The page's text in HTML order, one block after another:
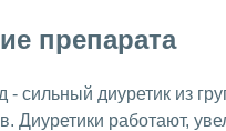
препарата
- сильный диуретик из
Диуретики работают,